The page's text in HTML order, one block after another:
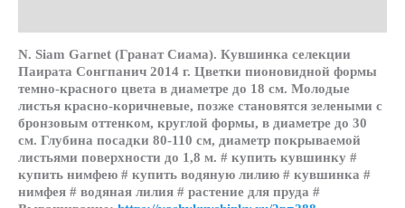
N. Siam Garnet (Гранат Сиама). Кувшинка селекции
Паирата Сонгпанич 2014 г. Цветки пионовидной формы
темно-красного цвета в диаметре до 18 см. Молодые
листья красно-коричневые, позже становятся зелеными с
бронзовым оттенком, круглой формы, в диаметре до 30
см. Глубина посадки 80-110 см, диаметр покрываемой
листьями поверхности до 1,8 м. # купить кувшинку #
купить нимфею # купить водяную лилию # кувшинка #
нимфея # водяная лилия # растение для пруда #